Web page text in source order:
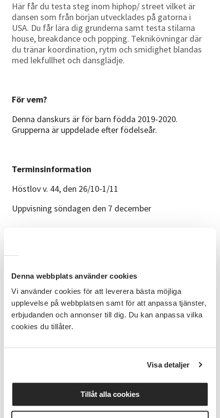
Denna webbplats använder cookies
Vi använder cookies för att leverera bästa möjliga
upplevelse på webbplatsen samt för att anpassa tjänster,
erbjudanden och annonser till dig. Du kan anpassa vilka
cookies du tillåter.
Visa detaljer
Tillåt alla cookies
Här får du testa steg inom hiphop/ street vilket är
dansen som från början utvecklades på gatorna i
USA. Du får lära dig grunderna samt testa stilarna
house, breakdance och popping. Teknikövningar där
du tränar koordination, rytm och smidighet blandas
med lekfullhet och dansglädje.
För vem?
Denna danskurs är för barn födda 2019-2020.
Grupperna är uppdelade efter födelseår.
Terminsinformation
Höstlov v. 44, den 26/10-1/11
Uppvisning söndagen den 7 december
• Musikalitet
• Smidighet och styrka
• Koreografi: att memorera och dansa
Klädsel